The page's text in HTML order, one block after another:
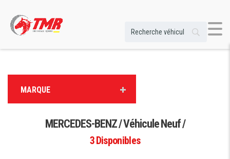
MARQUE
MERCEDES-BENZ / Véhicule Neuf /
3Disponibles